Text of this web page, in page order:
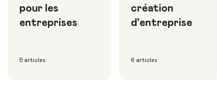
pour les
entreprises
5 articles
création
d'entreprise
6 articles